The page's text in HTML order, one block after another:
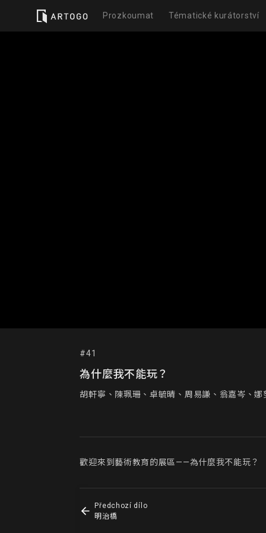
Prozkoumat Tématické kurátorství
#41
為什麼我不能玩？
胡軒寧、陳珮珊、卓毓晴、周易謙、翁嘉岑、娜
歡迎來到藝術教育的展區——為什麼我不能玩？
Předchozí dílo
明治橋